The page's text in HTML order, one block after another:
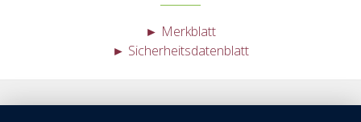
► Merkblatt
► Sicherheitsdatenblatt